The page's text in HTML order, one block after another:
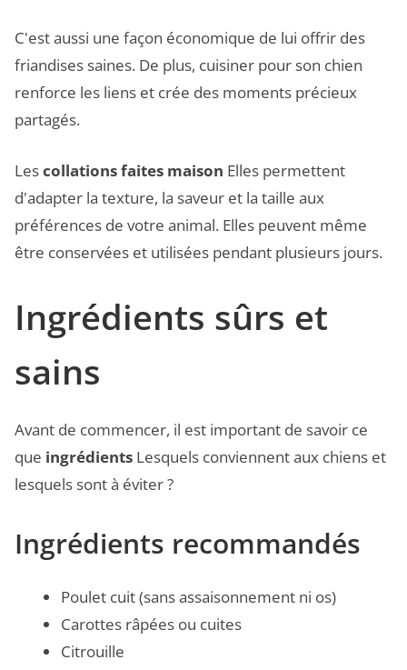
C'est aussi une façon économique de lui offrir des
friandises saines. De plus, cuisiner pour son chien
renforce les liens et crée des moments précieux
partagés.
Lescollations faites maison Elles permettent
d'adapter la texture, la saveur et la taille aux
préférences de votre animal. Elles peuvent même
être conservées et utilisées pendant plusieurs jours.
Ingrédients sûrs et
sains
Avant de commencer, il est important de savoir ce
que ingrédients Lesquels conviennent aux chiens et
lesquels sont à éviter ?
Ingrédients recommandés
Poulet cuit (sans assaisonnement ni os)
Carottes râpées ou cuites
Citrouille